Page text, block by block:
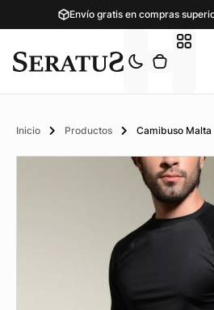
Envío gratis en compras
Inicio Productos Camibuso Malta